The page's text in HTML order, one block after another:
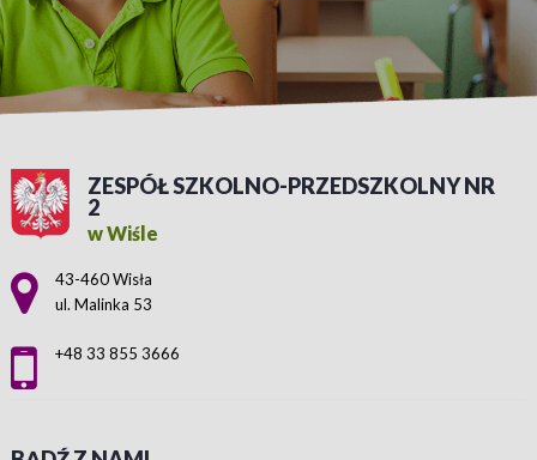
ZESPÓŁ SZKOLNO-PRZEDSZKOLNY NR
2
w Wiśle
Adres pocztowy:
43-460 Wisła
ul. Malinka 53
+48 33 855 3666